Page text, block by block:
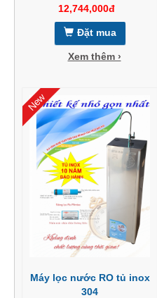
12,744,000đ
Đặt mua
Xem thêm ›
Máy lọc nước RO tủ inox
304
New